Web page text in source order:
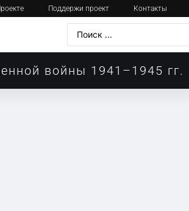
Поддержи проект Контакты
войны 1941–1945 гг.